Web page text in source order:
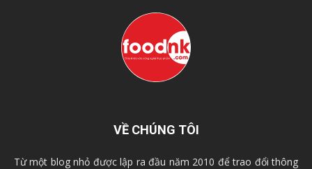
VỀ CHÚNG TÔI
Từ một blog nhỏ được lập ra đầu năm 2010 để trao đổi thông